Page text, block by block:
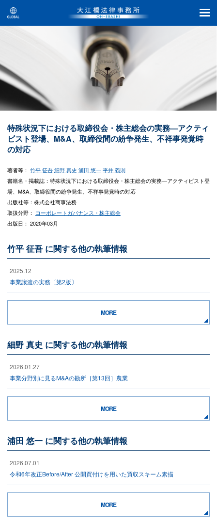
特殊状況下における取締役会・株主総会の実務―アクティ
ビスト登場、M&A、取締役間の紛争発生、不祥事発覚時
の対応
著者等： 竹平 征吾細野 真史 浦田 悠一平井 義則
書籍名・掲載誌：特殊状況下における取締役会・株主総会の実務―アクティビスト登
場、M&A、取締役間の紛争発生、不祥事発覚時の対応
出版社等：株式会社商事法務
取扱分野：
コーポレートガバナンス・株主総会
出版日： 2020年03月
竹平 征吾 に関する他の執筆情報
2025.12
事業譲渡の実務〔第2版〕
MORE
細野 真史 に関する他の執筆情報
2026.01.27
事業分野別に見るM&Aの勘所［第13回］農業
MORE
浦田 悠一 に関する他の執筆情報
2026.07.01
令和6年改正Before/After 公開買付けを用いた買収スキーム素描
MORE